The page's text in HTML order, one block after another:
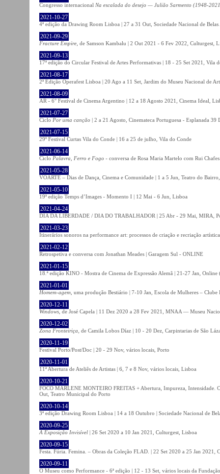
Congresso internacional Na escalada do desejo — Julião Sarmento (1948-
2021-10-27
4ª edição da Drawing Room Lisboa | 27 a 31 Out, Sociedade Nacional de
2021-09-29
Fracture Empire , de Samson Kambalu | 2 Out 2021 - 6 Fev 2022, Culturgest,
2021-09-13
17ª edição do Circular Festival de Artes Performativas | 18 - 25 Set 2021, Vila
2021-08-17
2ª Edição Operafest Lisboa | 20 Ago a 11 Set, Jardim do Museu Nacional de
2021-08-09
AR - 6° Festival de Cinema Argentino | 12 a 18 Agosto 2021, Cinema Ideal,
2021-07-27
Ciclo Por uma canção | 2 a 21 Agosto, Cinemateca Portuguesa - Esplanada 39
2021-07-15
29º Festival Curtas Vila do Conde | 16 a 25 de julho, Vila do Conde
2021-06-14
Ciclo Palavra, Ferro e Fogo - conversa de Rosa Maria Martelo com Rui
2021-05-28
VOARTE – Dias de Dança, Cinema e Comunidade | 1 a 5 Jun, Teatro do
2021-05-10
19ª edição Temps d’Images - Momento I | 12 Mai - 6 Jun, Lisboa
2021-04-24
DIA DA LIBERDADE / DIA DO TRABALHADOR | 25 Abr - 29 Mai, MIRA,
2021-03-23
Itinerários sonoros na performance art: processos de criação e recriação
2021-02-12
Retrospetiva e conversa com Jonathan Meades | Garagem Sul - ONLINE
2021-01-15
18.ª edição KINO - Mostra de Cinema de Expressão Alemã | 21-27 Jan,
2021-01-01
Homem-agem , uma produção Bestiário | 7-10 Jan, Escola de Mulheres – Clube
2020-12-11
Windows , de José Capela | 11 Dez 2020 a 28 Fev 2021, MNAA — Museu
2020-12-02
Zona Fronteiriça , de Camila Lobos Díaz | 10 - 20 Dez, Carpintarias de São
2020-11-19
Festival Porto/Post/Doc | 20 - 29 Nov, vários locais, Porto
2020-11-01
11ª Abertura de Ateliês de Artistas | 6, 7 e 8 Nov, vários locais, Lisboa
2020-10-21
FOCO MARLENE MONTEIRO FREITAS + Abertura, Impureza, Intensidade.
Out, Teatro Municipal do Porto
2020-10-14
3ª edição Drawing Room Lisboa | 14 a 18 Outubro | Sociedade Nacional de
2020-09-25
A Exposição Invisível | 26 Set 2020 a 10 Jan 2021, Culturgest, Lisboa
2020-09-15
Festa. Fúria. Femina. – Obras da Coleção FLAD. | 22 Set 2020 a 25 Jan
2020-09-11
O Museu como Performance - 6ª edição | 12 - 13 Set, vários locais da